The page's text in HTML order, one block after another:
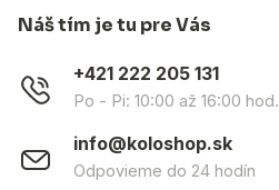
Náš tím je tu pre Vás
+421 222 205 131
Po - Pi: 10:00 až 16:00 hod.
info@koloshop.sk
Odpovieme do 24 hodín